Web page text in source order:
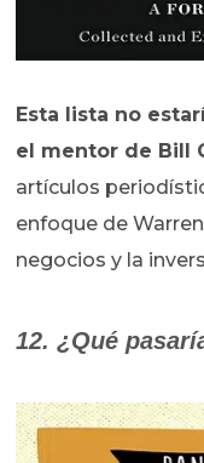
Esta lista no
el mentor de Bill
artículos
enfoque de
negocios y la
12. ¿Qué